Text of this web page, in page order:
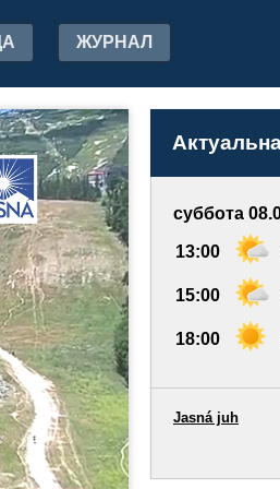
ЖУРНАЛ
суббота
13:00
15:00
18:00
Jasná juh